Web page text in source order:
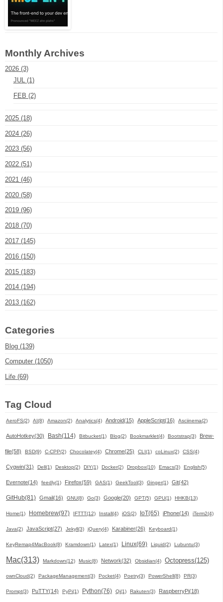
Monthly Archives
2026 (3)
JUL (1)
FEB (2)
2025 (18)
2024 (26)
2023 (56)
2022 (51)
2021 (46)
2020 (58)
2019 (96)
2018 (70)
2017 (145)
2016 (150)
2015 (183)
2014 (194)
2013 (162)
Categories
Blog (139)
Computer (1050)
Life (69)
Tag Cloud
AeroFS(2) AI(8) Amazon(2) Analytics(4) Android(15) AppleScript(16) Asciinema(2)
AutoHotkey(30) Bash(114) Bitbucket(1) Blog(2) Bookmarklet(4) Bootstrap(3) Brew-
file(58) BSD(9) C-CPP(2) Chocolatey(4) Chrome(25) CLI(1) coLinux(2) CSS(4)
Cygwin(31) Dell(1) Desktop(2) DIY(1) Docker(2) Dropbox(10) Emacs(3) English(5)
Evernote(14) feedly(1) Firefox(59) GAS(1) GeekTool(3) Ginger(1) Git(42)
GitHub(81) Gmail(16) GNU(8) Go(3) Google(20) GPT(5) GPU(1) HHKB(13)
Home(1) Homebrew(97) IFTTT(12) Install(4) iOS(2) IoT(65) iPhone(14) iTerm2(4)
Java(2) JavaScript(27) Jekyll(3) jQuery(4) Karabiner(26) Keyboard(1)
KeyRemap4MacBook(8) Kramdown(1) Latex(1) Linux(69) Liquid(2) Lubuntu(3)
Mac(313) Markdown(12) Music(8) Network(32) Obsidian(4) Octopress(125)
ownCloud(2) PackageManagement(3) Pocket(4) Poetry(3) PowerShell(8) PR(3)
Prompt(3) PuTTY(14) PyPi(1) Python(76) Qi(1) Rakuten(3) RaspberryPi(18)